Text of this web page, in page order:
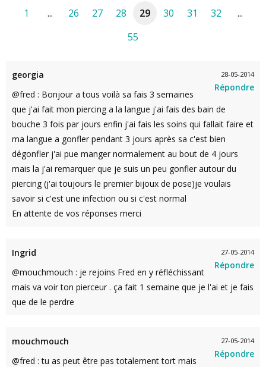
1 ... 26 27 28 29 30 31 32
...
55
28-05-2014
Répondre
georgia
@fred : Bonjour a tous voilà sa fais 3 semaines
que j'ai fait mon piercing a la langue j'ai fais des bain de
bouche 3 fois par jours enfin j'ai fais les soins qui fallait faire et
ma langue a gonfler pendant 3 jours après sa c'est bien
dégonfler j'ai pue manger normalement au bout de 4 jours
mais la j'ai remarquer que je suis un peu gonfler autour du
piercing (j'ai toujours le premier bijoux de pose)je voulais
savoir si c'est une infection ou si c'est normal
En attente de vos réponses merci
27-05-2014
Répondre
Ingrid
@mouchmouch : je rejoins Fred en y réfléchissant
mais va voir ton pierceur . ça fait 1 semaine que je l'ai et je fais
que de le perdre
27-05-2014
Répondre
mouchmouch
@fred : tu as peut être pas totalement tort mais